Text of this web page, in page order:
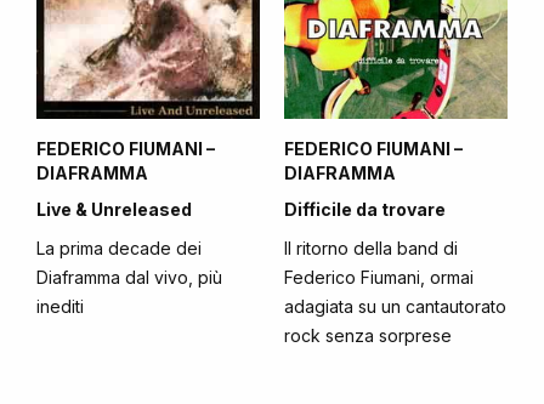
FEDERICO FIUMANI –
DIAFRAMMA
Live & Unreleased
La prima decade dei
Diaframma dal vivo, più
inediti
FEDERICO FIUMANI –
DIAFRAMMA
Difficile da trovare
Il ritorno della band di
Federico Fiumani, ormai
adagiata su un cantautorato
rock senza sorprese